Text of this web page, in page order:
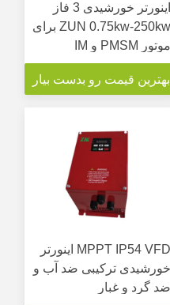
اینورتر خورشیدی 3 فاز
ZUN 0.75kw-250kw برای
موتور PMSM و IM
بهترین قیمت رو بدست بیار
MPPT IP54 VFD اینورتر
خورشیدی ترکیبی ضد آب و
ضد گرد و غبار